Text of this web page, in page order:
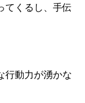
てくるし、手伝
行動力が湧かな